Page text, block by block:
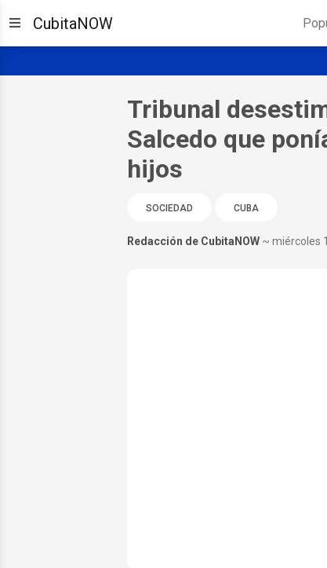
CubitaNOW
Tribunal
Salcedo que
hijos
SOCIEDAD CUBA
Redacción de CubitaNOW ~ miércoles